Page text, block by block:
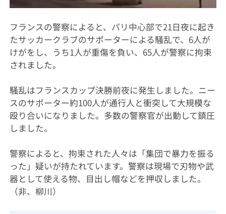
フランスの警察によると、パリ中心部で21日夜に起き
たサッカークラブのサポーターによる騒乱で、6人が
けがをし、うち1人が重傷を負い、65人が警察に拘束
されました。
騒乱はフランスカップ決勝前夜に発生しました。ニー
スのサポーター約100人が通行人と衝突して大規模な
殴り合いになりました。多数の警察官が出動して鎮圧
しました。
警察によると、拘束された人々は「集団で暴力を振る
った」疑いが持たれています。警察は現場で刃物や武
器として使える物、目出し帽などを押収しました。
（非、柳川）